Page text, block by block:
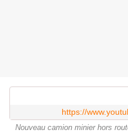
https://
Nouveau camion minier hors